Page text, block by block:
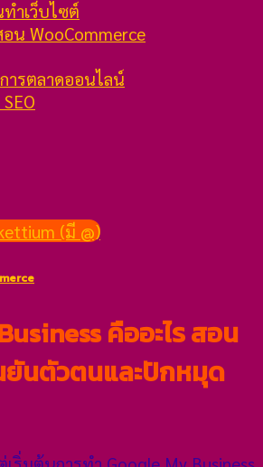
ำเว็บไซต์
น WooCommerce
ารตลาดออนไลน์
(มี @)
คืออะไร สอน
ยันตัวตนและปักหมุด